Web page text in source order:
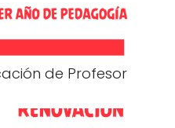
de Profesor